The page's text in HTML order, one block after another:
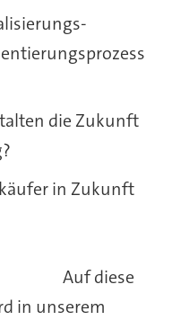
die Zukunft
in Zukunft
Auf diese
in unserem